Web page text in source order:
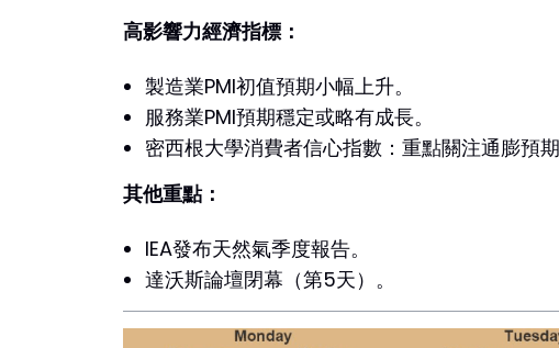
高影響力經濟指標：
製造業PMI初值預期小幅上升。
服務業PMI預期穩定或略有成長。
密西根大學消費者信心指數：重點關注通膨預期
其他重點：
IEA發布天然氣季度報告。
達沃斯論壇閉幕（第5天）。